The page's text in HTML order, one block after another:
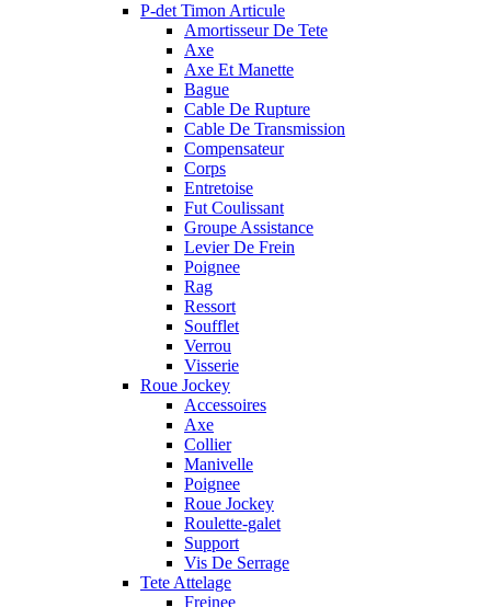
P-det Timon Articule
Amortisseur De Tete
Axe
Axe Et Manette
Bague
Cable De Rupture
Cable De Transmission
Compensateur
Corps
Entretoise
Fut Coulissant
Groupe Assistance
Levier De Frein
Poignee
Rag
Ressort
Soufflet
Verrou
Visserie
Roue Jockey
Accessoires
Axe
Collier
Manivelle
Poignee
Roue Jockey
Roulette-galet
Support
Vis De Serrage
Tete Attelage
Freinee